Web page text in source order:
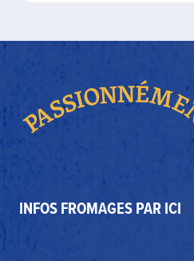
INFOS FROMAGES PAR ICI